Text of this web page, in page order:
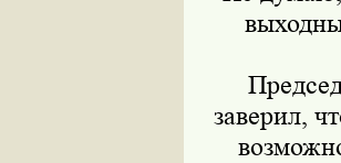
заверил,